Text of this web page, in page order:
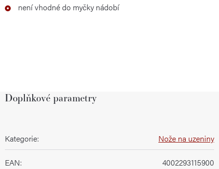
není vhodné do myčky nádobí
Doplňkové parametry
Kategorie: Nože na uzeniny
EAN: 4002293115900